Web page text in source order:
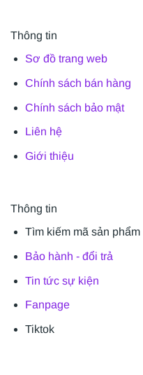
Thông tin
Sơ đồ trang web
Chính sách bán hàng
Chính sách bảo mật
Liên hệ
Giới thiệu
Thông tin
Tìm kiếm mã sản phẩm
Bảo hành - đổi trả
Tin tức sự kiện
Fanpage
Tiktok